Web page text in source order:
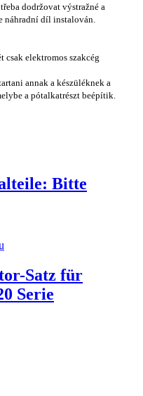
dodržovat výstražné a
náhradní díl instalován.
csak elektromos szakcég
annak a készüléknek a
a pótalkatrészt beépítik.
Bitte
Satz für
Serie